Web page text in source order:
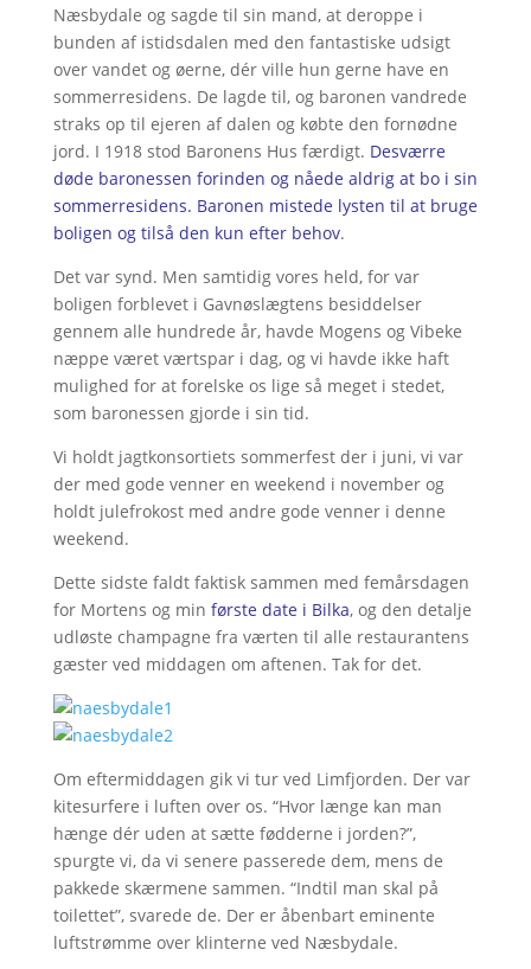
Næsbydale og sagde til sin mand, at deroppe i
bunden af istidsdalen med den fantastiske udsigt
over vandet og øerne, dér ville hun gerne have en
sommerresidens. De lagde til, og baronen vandrede
straks op til ejeren af dalen og købte den fornødne
jord. I 1918 stod Baronens Hus færdigt. Desværre
døde baronessen forinden og nåede aldrig at bo i sin
sommerresidens. Baronen mistede lysten til at bruge
boligen og tilså den kun efter behov.
Det var synd. Men samtidig vores held, for var
boligen forblevet i Gavnøslægtens besiddelser
gennem alle hundrede år, havde Mogens og Vibeke
næppe været værtspar i dag, og vi havde ikke haft
mulighed for at forelske os lige så meget i stedet,
som baronessen gjorde i sin tid.
Vi holdt jagtkonsortiets sommerfest der i juni, vi var
der med gode venner en weekend i november og
holdt julefrokost med andre gode venner i denne
weekend.
Dette sidste faldt faktisk sammen med femårsdagen
for Mortens og min første date i Bilka, og den detalje
udløste champagne fra værten til alle restaurantens
gæster ved middagen om aftenen. Tak for det.
Om eftermiddagen gik vi tur ved Limfjorden. Der var
kitesurfere i luften over os. “Hvor længe kan man
hænge dér uden at sætte fødderne i jorden?”,
spurgte vi, da vi senere passerede dem, mens de
pakkede skærmene sammen. “Indtil man skal på
toilettet”, svarede de. Der er åbenbart eminente
luftstrømme over klinterne ved Næsbydale.